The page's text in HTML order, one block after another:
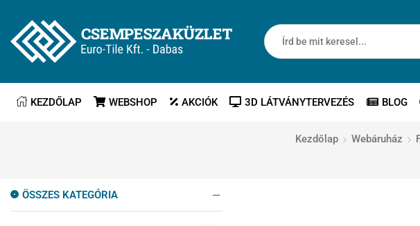
KEZDŐLAP WEBSHOP AKCIÓK 3D LÁTVÁNYTERVEZÉS BLOG
Kezdőlap Webáruház
ÖSSZES KATEGÓRIA